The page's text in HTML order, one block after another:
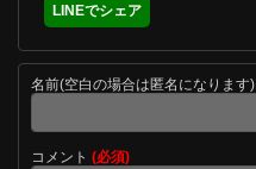
LINEでシェア
名前(空白の場合は匿名になります)
コメント (必須)